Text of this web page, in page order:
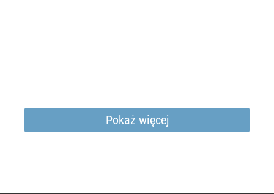
Pokaż więcej